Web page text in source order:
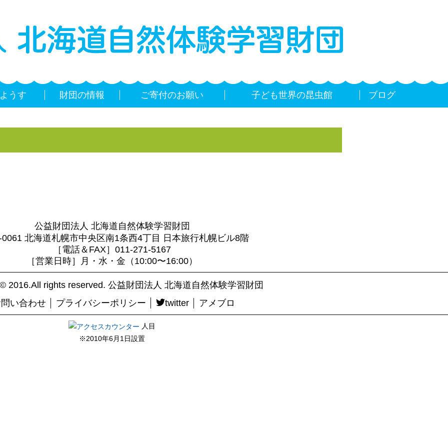
うす 財団の情報 ご寄付のお願い 子ども世界の昆虫館 ブログ
公益財団法人 北海道自然体験学習財団
0061 北海道札幌市中央区南1条西4丁目 日本旅行札幌ビル8階
［電話＆FAX］011-271-5167
［営業日時］月・水・金（10:00〜16:00）
2016.All rights reserved. 公益財団法人 北海道自然体験学習財団
い合わせ
プライバシーポリシー twitter アメブロ
人目
※2010年6月1日設置